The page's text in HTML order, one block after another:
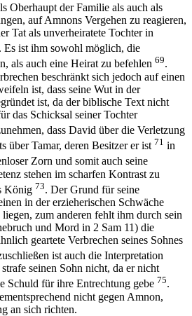
Oberhaupt der Familie als auch als
auf Amnons Vergehen zu reagieren,
Tat als unverheiratete Tochter in
. Es ist ihm sowohl möglich, die
als auch eine Heirat zu befehlen 69.
beschränkt sich jedoch auf einen
ist, dass seine Wut in der
ist, da der biblische Text nicht
das Schicksal seiner Tochter
dass David über die Verletzung
über Tamar, deren Besitzer er ist 71 in
Zorn und somit auch seine
stehen im scharfen Kontrast zu
König 73. Der Grund für seine
in der erzieherischen Schwäche
zum anderen fehlt ihm durch sein
und Mord in 2 Sam 11) die
geartete Verbrechen seines Sohnes
ist auch die Interpretation
seinen Sohn nicht, da er nicht
Schuld für ihre Entrechtung gebe 75.
nicht gegen Amnon,
an sich richten.